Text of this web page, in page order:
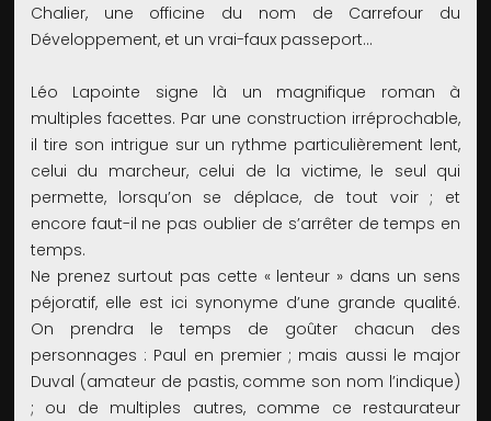
Chalier, une officine du nom de Carrefour du
Développement, et un vrai-faux passeport...
Léo Lapointe signe là un magnifique roman à
multiples facettes. Par une construction irréprochable,
il tire son intrigue sur un rythme particulièrement lent,
celui du marcheur, celui de la victime, le seul qui
permette, lorsqu’on se déplace, de tout voir ; et
encore faut-il ne pas oublier de s’arrêter de temps en
temps.
Ne prenez surtout pas cette « lenteur » dans un sens
péjoratif, elle est ici synonyme d’une grande qualité.
On prendra le temps de goûter chacun des
personnages : Paul en premier ; mais aussi le major
Duval (amateur de pastis, comme son nom l’indique)
; ou de multiples autres, comme ce restaurateur